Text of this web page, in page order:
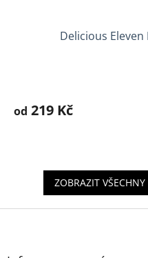
Delicious Eleven
produktu
hvězdiček.
od 219 Kč
ZOBRAZIT
Z